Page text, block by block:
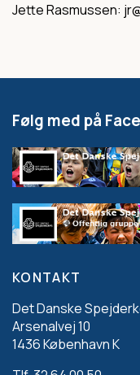
Jette Rasmussen:
Følg med på
KONTAKT
Det Danske
Arsenalvej 10
1436 København K
Footer